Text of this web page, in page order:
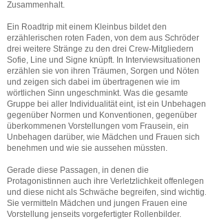
Zusammenhalt.
Ein Roadtrip mit einem Kleinbus bildet den
erzählerischen roten Faden, von dem aus Schröder
drei weitere Stränge zu den drei Crew-Mitgliedern
Sofie, Line und Signe knüpft. In Interviewsituationen
erzählen sie von ihren Träumen, Sorgen und Nöten
und zeigen sich dabei im übertragenen wie im
wörtlichen Sinn ungeschminkt. Was die gesamte
Gruppe bei aller Individualität eint, ist ein Unbehagen
gegenüber Normen und Konventionen, gegenüber
überkommenen Vorstellungen vom Frausein, ein
Unbehagen darüber, wie Mädchen und Frauen sich
benehmen und wie sie aussehen müssten.
Gerade diese Passagen, in denen die
Protagonistinnen auch ihre Verletzlichkeit offenlegen
und diese nicht als Schwäche begreifen, sind wichtig.
Sie vermitteln Mädchen und jungen Frauen eine
Vorstellung jenseits vorgefertigter Rollenbilder.